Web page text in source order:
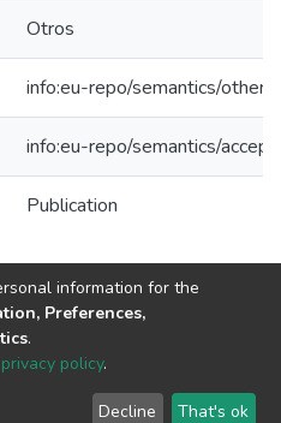
Otros
info:eu-repo/semantics/
info:eu-repo/semantics/
Publication
© 2002-2026
End User
Send
information for the
Preferences,
.
privacy policy.
Decline That's ok